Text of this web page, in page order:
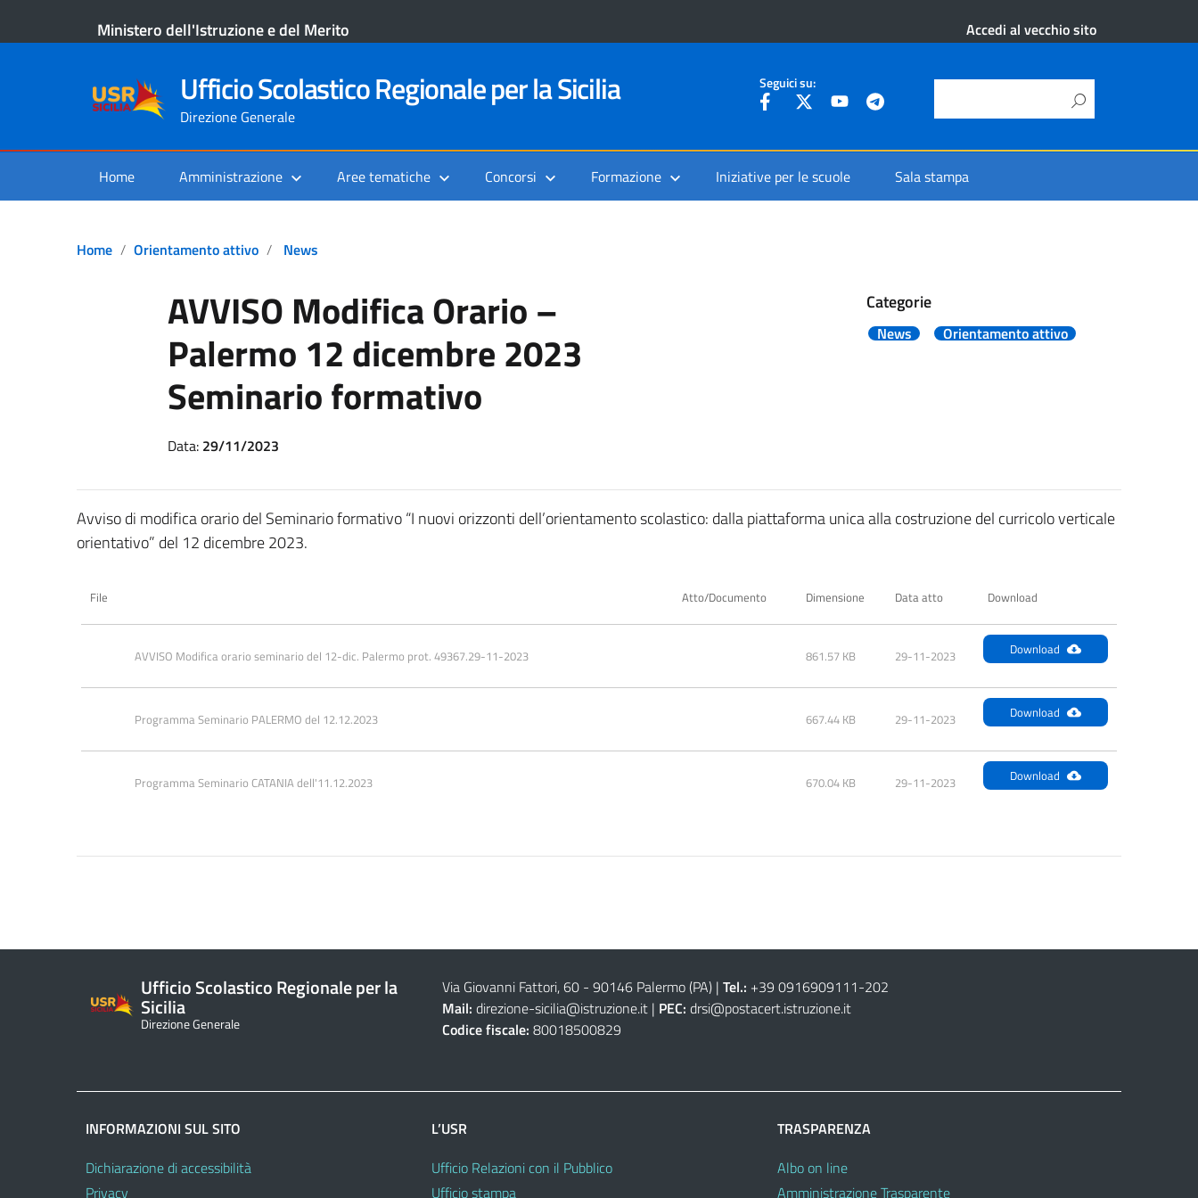
Ministero dell'Istruzione e del Merito Accedi al vecchio sito
Ufficio Scolastico Regionale per la Sicilia
Direzione Generale
Seguici su:
Home Amministrazione Aree tematiche Concorsi Formazione Iniziative per le scuole Sala stampa
Home Orientamento attivo News
AVVISO Modifica Orario –
Palermo 12 dicembre 2023
Seminario formativo
Categorie
News Orientamento attivo
Data: 29/11/2023
Avviso di modifica orario del Seminario formativo “I nuovi orizzonti dell’orientamento scolastico: dalla piattaforma unica alla costruzione del curricolo verticale
orientativo” del 12 dicembre 2023.
File Atto/Documento Dimensione Data atto Download
AVVISO Modifica orario seminario del 12-dic. Palermo prot. 49367.29-11-2023 861.57 KB 29-11-2023 Download
Programma Seminario PALERMO del 12.12.2023 667.44 KB 29-11-2023 Download
Programma Seminario CATANIA dell'11.12.2023 670.04 KB 29-11-2023 Download
Ufficio Scolastico Regionale per la
Sicilia
Direzione Generale
Via Giovanni Fattori, 60 - 90146 Palermo (PA)| Tel.: +39 0916909111-202
Mail: direzione-sicilia@istruzione.it| PEC: drsi@postacert.istruzione.it
Codice fiscale: 80018500829
INFORMAZIONI SUL SITO
Dichiarazione di accessibilità
Privacy
L’USR
Ufficio Relazioni con il Pubblico
Ufficio stampa
TRASPARENZA
Albo on line
Amministrazione Trasparente